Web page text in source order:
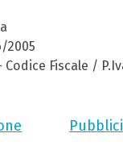
2005
Fiscale /